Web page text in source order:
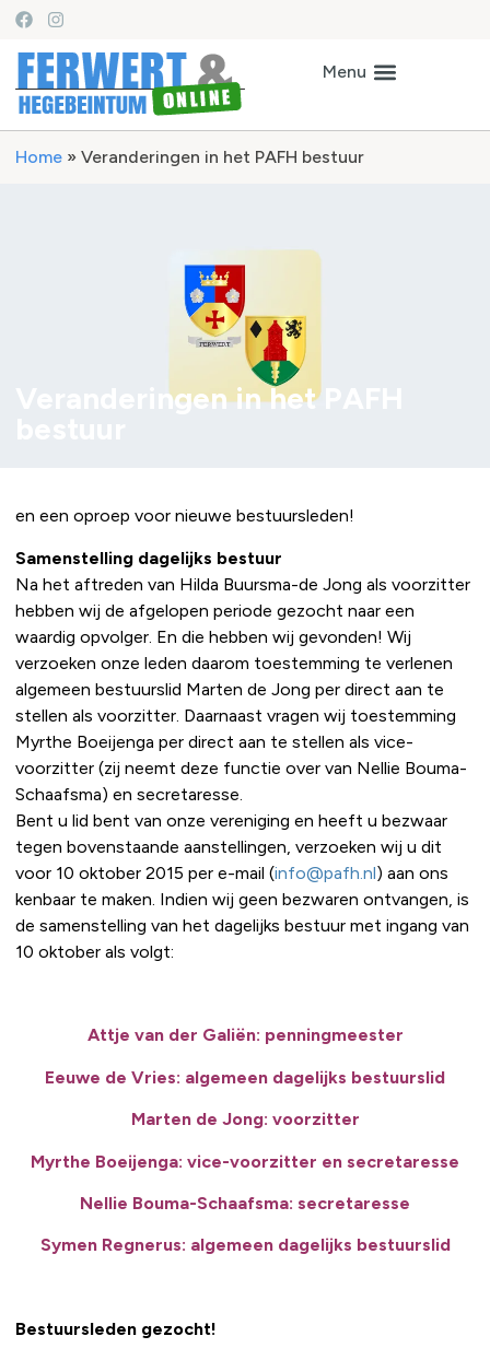
Home » Veranderingen in het PAFH bestuur
Veranderingen in het PAFH
en een oproep voor nieuwe bestuursleden!
Samenstelling dagelijks bestuur
Na het aftreden van Hilda Buursma-de Jong als voorzitter
hebben wij de afgelopen periode gezocht naar een
waardig opvolger. En die hebben wij gevonden! Wij
verzoeken onze leden daarom toestemming te verlenen
algemeen bestuurslid Marten de Jong per direct aan te
stellen als voorzitter. Daarnaast vragen wij toestemming
Myrthe Boeijenga per direct aan te stellen als vice-
voorzitter (zij neemt deze functie over van Nellie Bouma-
Schaafsma) en secretaresse.
Bent u lid bent van onze vereniging en heeft u bezwaar
tegen bovenstaande aanstellingen, verzoeken wij u dit
voor 10 oktober 2015 per e-mail (info@pafh.nl) aan ons
kenbaar te maken. Indien wij geen bezwaren ontvangen, is
de samenstelling van het dagelijks bestuur met ingang van
10 oktober als volgt:
Attje van der Galiën: penningmeester
Eeuwe de Vries: algemeen dagelijks bestuurslid
Marten de Jong: voorzitter
Myrthe Boeijenga: vice-voorzitter en secretaresse
Nellie Bouma-Schaafsma: secretaresse
Symen Regnerus: algemeen dagelijks bestuurslid
Bestuursleden gezocht!